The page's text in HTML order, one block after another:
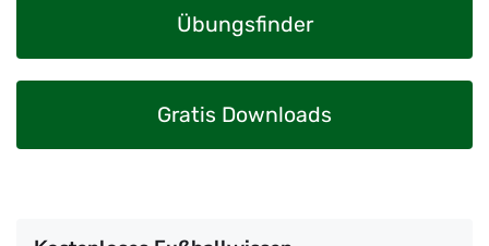
Übungsfinder
Gratis Downloads